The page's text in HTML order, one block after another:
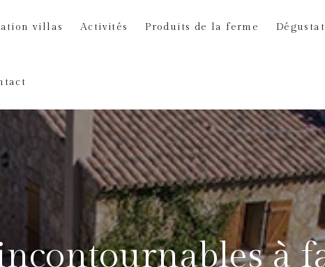
villas Activités Produits de la ferme
à